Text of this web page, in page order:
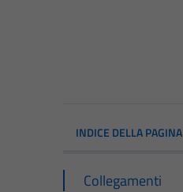
INDICE DELLA PAGINA
Collegamenti